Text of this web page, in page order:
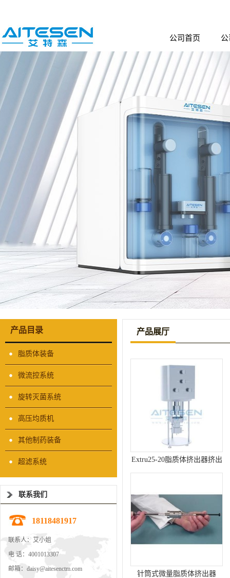
公司首页
产品目录
脂质体装备
微流控系统
旋转灭菌系统
高压均质机
其他制药装备
超滤系统
联系我们
18118481917
联系人：艾小姐
电 话：4001013307
邮箱：daisy@aitesenctm.com
产品展厅
Extru25-20脂质体挤出器挤出
针筒式微量脂质体挤出器